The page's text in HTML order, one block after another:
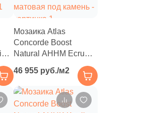
Мозаика Atlas
Concorde Boost
Natural AHHM Ecru
30x29.2 коричневая
матовая под камень
46 955 руб./м2